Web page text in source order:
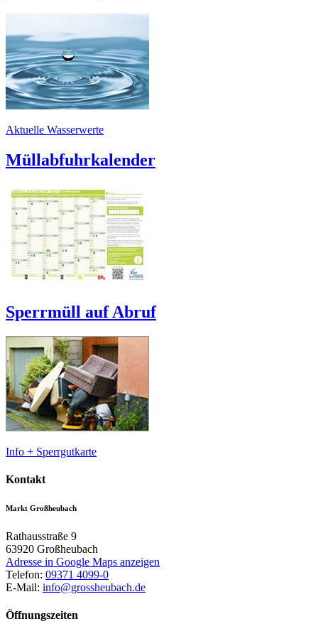
Aktuelle Wasserwerte
Müllabfuhrkalender
Sperrmüll auf Abruf
Info + Sperrgutkarte
Kontakt
Markt Großheubach
Rathausstraße 9
63920 Großheubach
Adresse in Google Maps anzeigen
Telefon: 09371 4099-0
E-Mail: info@grossheubach.de
Öffnungszeiten